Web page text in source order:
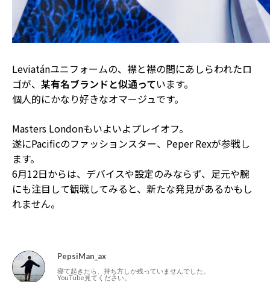
Leviatánユニフォームの、襟と襟の間にあしらわれたロ
ゴが、 某有名ブランドと似通っています。
個人的にかなり好きなオマージュです。
Masters Londonもいよいよプレイオフ。
遂にPacificのファッションスター、Peper Rexが参戦し
ます。
6月12日からは、デバイスや設定のみならず、足元や腕
にも注目して観戦してみると、新たな発見があるかもし
れません。
PepsiMan_ax
寝て起きたら、持ち方しか残っていませんでした。
YouTube見てください。